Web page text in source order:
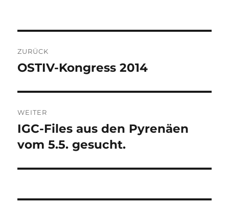
ZURÜCK
Vorheriger
OSTIV-Kongress 2014
WEITER
Nächster
Beitrag:
IGC-Files aus den Pyrenäen
vom 5.5. gesucht.